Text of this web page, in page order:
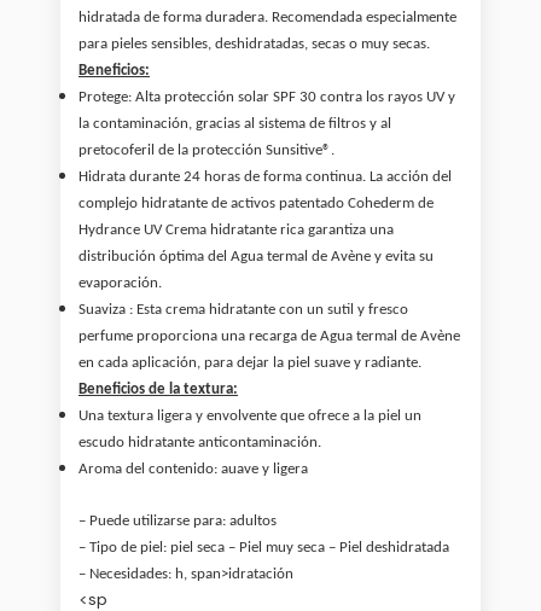
hidratada de forma duradera. Recomendada especialmente
para pieles sensibles, deshidratadas, secas o muy secas.
Beneficios:
Protege: Alta protección solar SPF 30 contra los rayos UV y
la contaminación, gracias al sistema de filtros y al
pretocoferil de la protección Sunsitive®.
Hidrata durante 24 horas de forma continua. La acción del
complejo hidratante de activos patentado Cohederm de
Hydrance UV Crema hidratante rica garantiza una
distribución óptima del Agua termal de Avène y evita su
evaporación.
Suaviza : Esta crema hidratante con un sutil y fresco
perfume proporciona una recarga de Agua termal de Avène
en cada aplicación, para dejar la piel suave y radiante.
Beneficios de la textura:
Una textura ligera y envolvente que ofrece a la piel un
escudo hidratante anticontaminación.
Aroma del contenido: auave y ligera
– Puede utilizarse para: adultos
– Tipo de piel: piel seca – Piel muy seca – Piel deshidratada
– Necesidades: h, span>idratación
<sp